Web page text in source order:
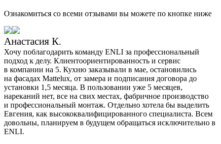
Ознакомиться со всеми отзывами вы можете по кнопке ниже
Анастасия К.
Хочу поблагодарить команду ENLI за профессиональный
подход к делу. Клиентоориентированность и сервис
в компании на 5. Кухню заказывали в мае, остановились
на фасадах Mattelux, от замера и подписания договора до
установки 1,5 месяца. В пользовании уже 5 месяцев,
нареканий нет, все на свих местах, фабричное производство
и профессиональный монтаж. Отдельно хотела бы выделить
Евгения, как высококвалифицированного специалиста. Всем
довольны, планируем в будущем обращаться исключительно в
ENLI.